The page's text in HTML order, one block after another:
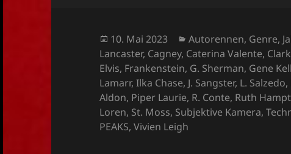
Veröffentlicht
am
10. Mai 2023 Kategorien
Autorennen, Genre,
Lancaster, Cagney, Caterina Valente,
Elvis, Frankenstein, G. Sherman, Gene
Lamarr,Ilka Chase, J. Sangster, L. Salzedo,
Aldon, Piper Laurie, R. Conte, Ruth
Loren, St. Moss, Subjektive Kamera,
PEAKS,Vivien Leigh